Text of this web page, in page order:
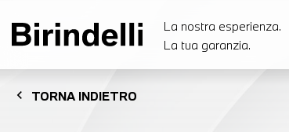
La nostra esperienza.
La tua garanzia.
chevron_left TORNA INDIETRO